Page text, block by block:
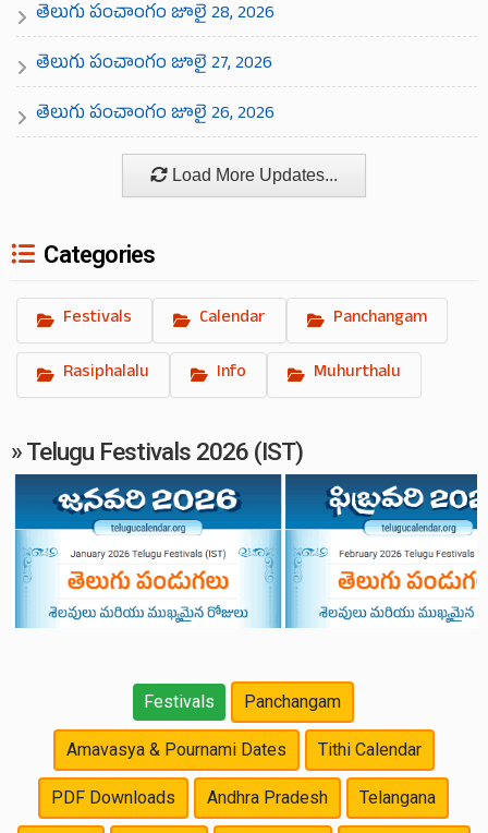
తెలుగు పంచాంగం జూలై 28, 2026
తెలుగు పంచాంగం జూలై 27, 2026
తెలుగు పంచాంగం జూలై 26, 2026
Load More Updates...
Categories
Festivals Calendar Panchangam
Rasiphalalu Info Muhurthalu
» Telugu Festivals 2026 (IST)
Festivals Panchangam
Amavasya & Pournami Dates Tithi Calendar
PDF Downloads Andhra Pradesh Telangana